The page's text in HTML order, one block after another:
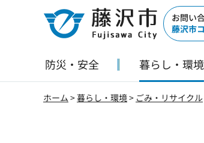
藤沢市
お問い
藤沢市
防災・安全 暮らし・環境
ホーム >暮らし・環境> ごみ・リサイクル